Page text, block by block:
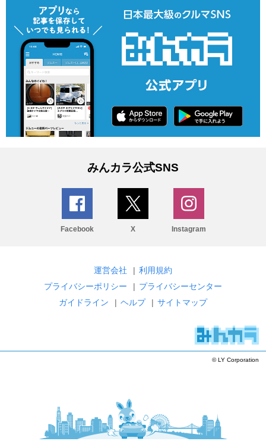
みんカラ公式SNS
Facebook X Instagram
運営会社 | 利用規約
プライバシーポリシー
| プライバシーセンター
ガイドライン
| ヘルプ | サイトマップ
© LY Corporation